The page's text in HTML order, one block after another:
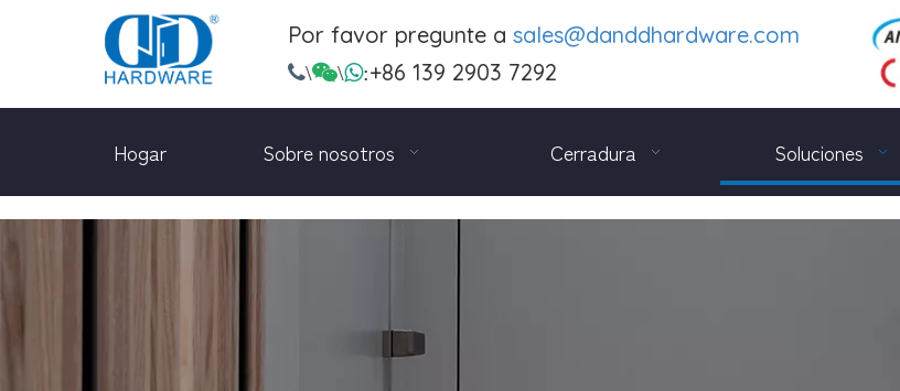
Por favor pregunte a sales@danddhardware.com
\\:+86 139 2903 7292
Hogar Sobre nosotros Cerradura Soluciones